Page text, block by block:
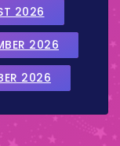
2026
2026
2026